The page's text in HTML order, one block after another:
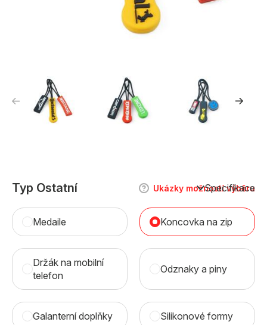
Specifikace
Typ Ostatní Ukázky možností výběru
Medaile Koncovka na zip
Držák na mobilní
telefon
Odznaky a piny
Galanterní doplňky Silikonové formy